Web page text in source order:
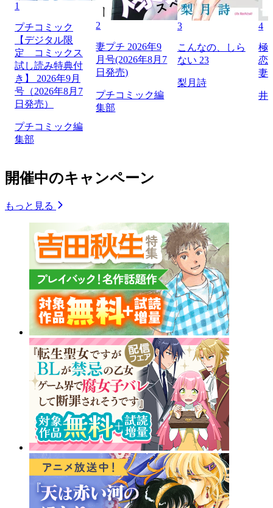
1
プチコミック
【デジタル限
定 コミックス
試し読み特典付
き】 2026年9月
号（2026年8月7
日発売）
プチコミック編
集部
2
妻プチ 2026年9
月号(2026年8月7
日発売)
プチコミック編
集部
3
こんなの、しら
ない 23
梨月詩
4
極
恋
妻
井
開催中のキャンペーン
もっと見る